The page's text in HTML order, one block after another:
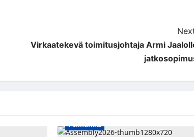
Virkaatekevä toimitusjohtaja Armi
Pelinurkka